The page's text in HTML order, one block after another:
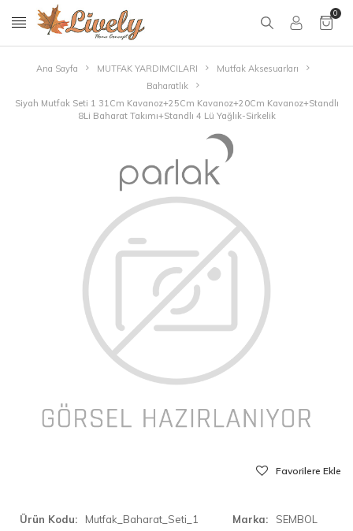
0
Ana Sayfa MUTFAK YARDIMCILARI
Mutfak Aksesuarları
Baharatlık
Siyah Mutfak Seti 1 31Cm Kavanoz+25Cm Kavanoz+20Cm Kavanoz+Standlı
8Li Baharat Takımı+Standlı 4 Lü Yağlık-Sirkelik
Favorilere Ekle
Ürün Kodu Mutfak_Baharat_Seti_1 Marka SEMBOL